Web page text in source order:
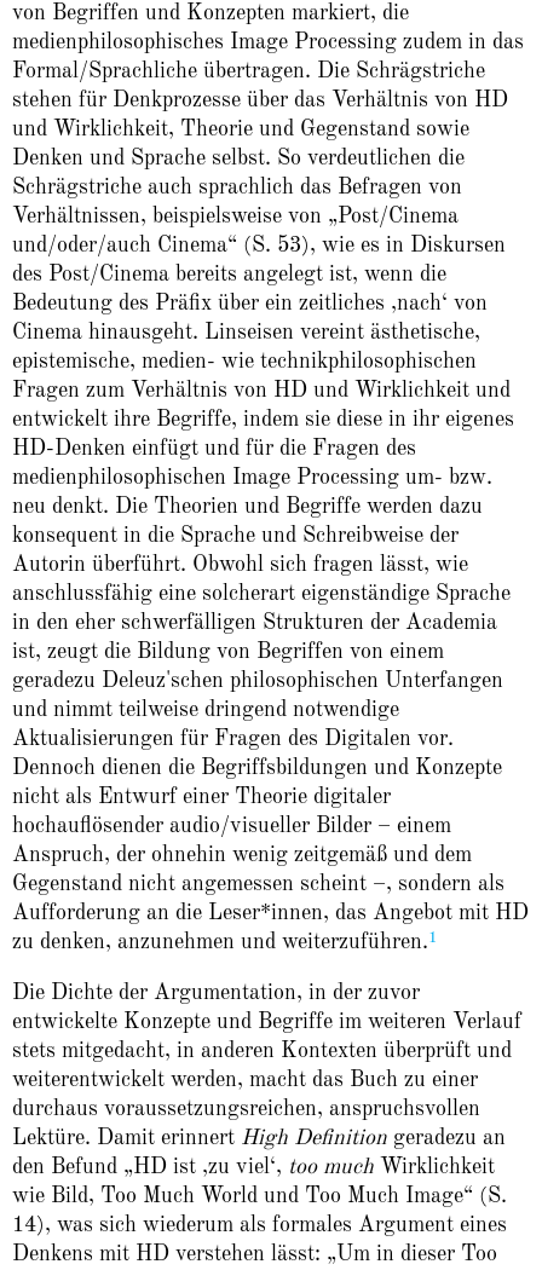
von Begriffen und Konzepten markiert, die
medienphilosophisches Image Processing zudem in das
Formal/Sprachliche übertragen. Die Schrägstriche
stehen für Denkprozesse über das Verhältnis von HD
und Wirklichkeit, Theorie und Gegenstand sowie
Denken und Sprache selbst. So verdeutlichen die
Schrägstriche auch sprachlich das Befragen von
Verhältnissen, beispielsweise von „Post/Cinema
und/oder/auch Cinema“ (S. 53), wie es in Diskursen
des Post/Cinema bereits angelegt ist, wenn die
Bedeutung des Präfix über ein zeitliches ‚nach‘ von
Cinema hinausgeht. Linseisen vereint ästhetische,
epistemische, medien- wie technikphilosophischen
Fragen zum Verhältnis von HD und Wirklichkeit und
entwickelt ihre Begriffe, indem sie diese in ihr eigenes
HD-Denken einfügt und für die Fragen des
medienphilosophischen Image Processing um- bzw.
neu denkt. Die Theorien und Begriffe werden dazu
konsequent in die Sprache und Schreibweise der
Autorin überführt. Obwohl sich fragen lässt, wie
anschlussfähig eine solcherart eigenständige Sprache
in den eher schwerfälligen Strukturen der Academia
ist, zeugt die Bildung von Begriffen von einem
geradezu Deleuz'schen philosophischen Unterfangen
und nimmt teilweise dringend notwendige
Aktualisierungen für Fragen des Digitalen vor.
Dennoch dienen die Begriffsbildungen und Konzepte
nicht als Entwurf einer Theorie digitaler
hochauflösender audio/visueller Bilder – einem
Anspruch, der ohnehin wenig zeitgemäß und dem
Gegenstand nicht angemessen scheint –, sondern als
Aufforderung an die Leser*innen, das Angebot mit HD
zu denken, anzunehmen und weiterzuführen.1
Die Dichte der Argumentation, in der zuvor
entwickelte Konzepte und Begriffe im weiteren Verlauf
stets mitgedacht, in anderen Kontexten überprüft und
weiterentwickelt werden, macht das Buch zu einer
durchaus voraussetzungsreichen, anspruchsvollen
Lektüre. Damit erinnert High Definition geradezu an
den Befund „HD ist ‚zu viel‘, too much Wirklichkeit
wie Bild, Too Much World und Too Much Image“ (S.
14), was sich wiederum als formales Argument eines
Denkens mit HD verstehen lässt: „Um in dieser Too